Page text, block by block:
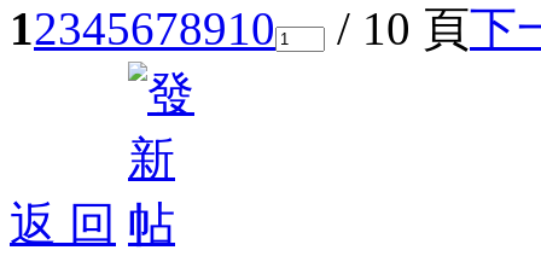
12345678910 / 10 頁下
返 回